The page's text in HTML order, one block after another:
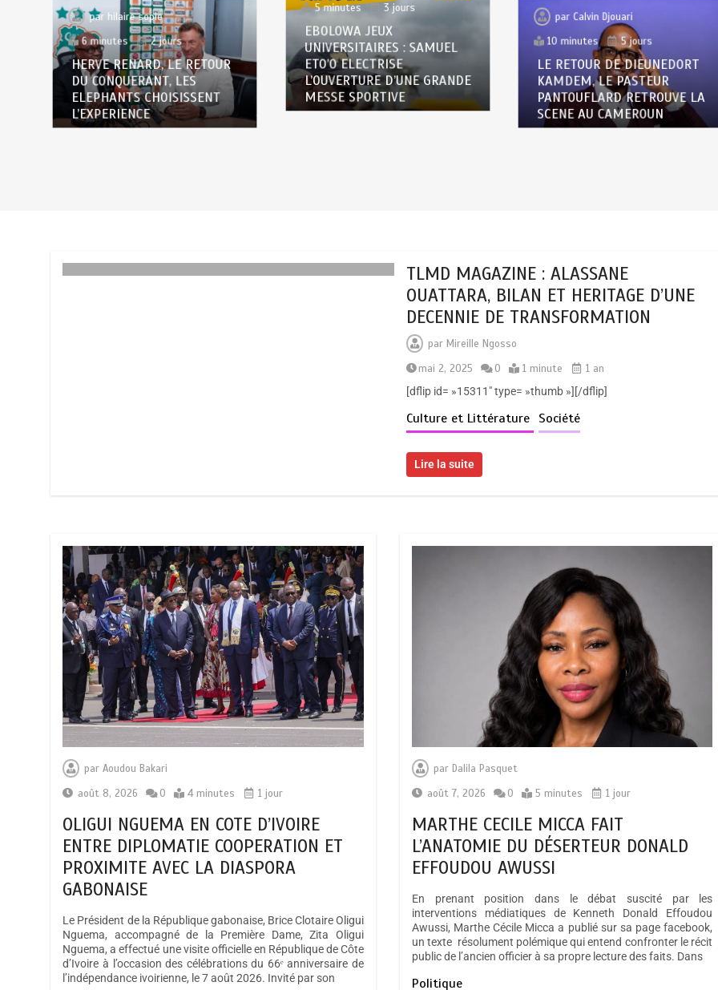
par hilaire sopie
6 minutes
2 jours
HERVE RENARD, LE RETOUR
DU CONQUERANT, LES
ELEPHANTS CHOISISSENT
L’EXPERIENCE
5 minutes
3 jours
EBOLOWA JEUX
UNIVERSITAIRES : SAMUEL
ETO’O ELECTRISE
L’OUVERTURE D’UNE GRANDE
MESSE SPORTIVE
par Calvin Djouari
10 minutes
5 jours
LE RETOUR DE DIEUNEDORT
KAMDEM, LE PASTEUR
PANTOUFLARD RETROUVE LA
SCENE AU CAMEROUN
TLMD MAGAZINE : ALASSANE
OUATTARA, BILAN ET HERITAGE D’UNE
DECENNIE DE TRANSFORMATION
par Mireille Ngosso
mai 2, 2025
0 1 minute
1 an
[dflip id= »15311″ type= »thumb »][/dflip]
Culture et Littérature Société
Lire la suite
parAoudou Bakari
août 8, 2026
0 4 minutes 1 jour
OLIGUI NGUEMA EN COTE D’IVOIRE
ENTRE DIPLOMATIE COOPERATION ET
PROXIMITE AVEC LA DIASPORA
GABONAISE
Le Président de la République gabonaise, Brice Clotaire Oligui
Nguema, accompagné de la Première Dame, Zita Oligui
Nguema, a effectué une visite officielle en République de Côte
d’Ivoire à l’occasion des célébrations du 66ᵉ anniversaire de
l’indépendance ivoirienne, le 7 août 2026. Invité par son
par Dalila Pasquet
août 7, 2026
0 5 minutes 1 jour
MARTHE CECILE MICCA FAIT
L’ANATOMIE DU DÉSERTEUR DONALD
EFFOUDOU AWUSSI
En prenant position dans le débat suscité par les
interventions médiatiques de Kenneth Donald Effoudou
Awussi, Marthe Cécile Micca a publié sur sa page facebook,
un texte résolument polémique qui entend confronter le récit
public de l’ancien officier à sa propre lecture des faits. Dans
Politique